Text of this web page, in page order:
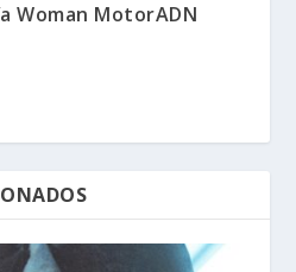
Woman MotorADN